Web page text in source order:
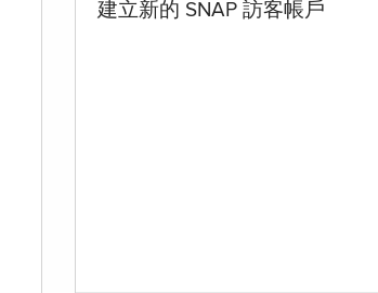
建立新的 SNAP 訪客帳戶